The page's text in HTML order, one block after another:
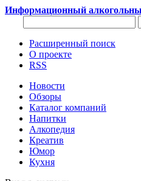
Информационный
Расширенный поиск
О проекте
RSS
Новости
Обзоры
Каталог компаний
Напитки
Алкопедия
Креатив
Юмор
Кухня